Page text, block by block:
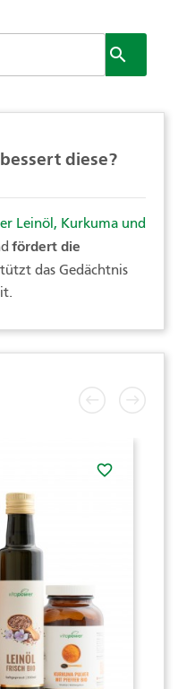

diese?
Leinöl, Kurkuma und
fördert die
das Gedächtnis
favorite_border